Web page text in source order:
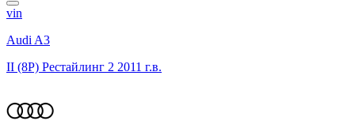
vin
Audi A3
II (8P) Рестайлинг 2 2011 г.в.